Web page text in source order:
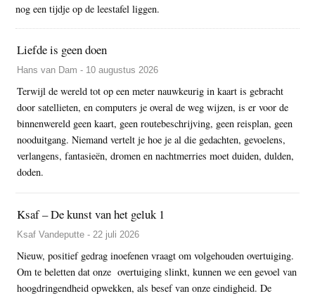
nog een tijdje op de leestafel liggen.
Liefde is geen doen
Hans van Dam - 10 augustus 2026
Terwijl de wereld tot op een meter nauwkeurig in kaart is gebracht
door satellieten, en computers je overal de weg wijzen, is er voor de
binnenwereld geen kaart, geen routebeschrijving, geen reisplan, geen
nooduitgang. Niemand vertelt je hoe je al die gedachten, gevoelens,
verlangens, fantasieën, dromen en nachtmerries moet duiden, dulden,
doden.
Ksaf – De kunst van het geluk 1
Ksaf Vandeputte - 22 juli 2026
Nieuw, positief gedrag inoefenen vraagt om volgehouden overtuiging.
Om te beletten dat onze overtuiging slinkt, kunnen we een gevoel van
hoogdringendheid opwekken, als besef van onze eindigheid. De